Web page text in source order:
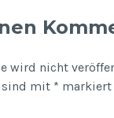
wird nicht
sind mit * markiert